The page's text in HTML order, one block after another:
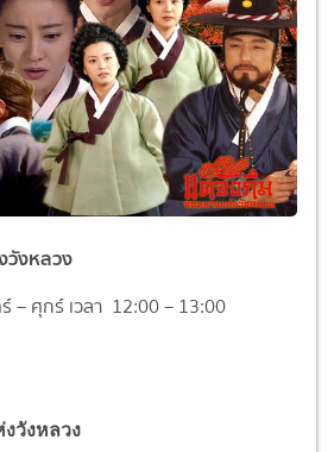
วังหลวง
– ศุกร์ เวลา 12:00 – 13:00
วังหลวง